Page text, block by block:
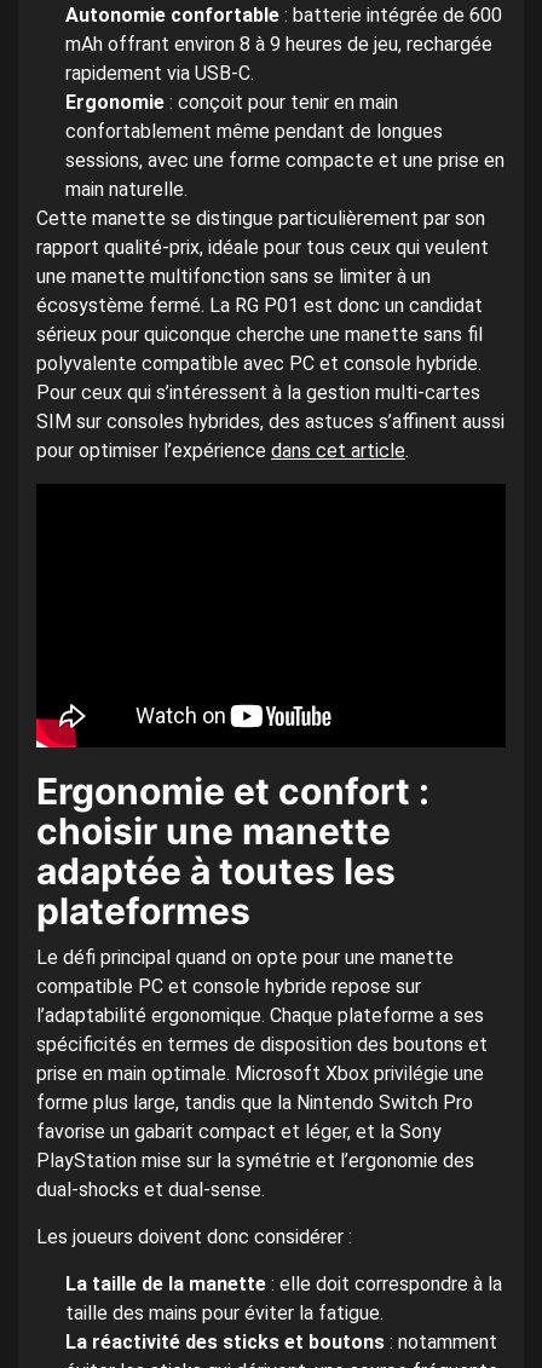
Autonomie confortable : batterie intégrée de 600
mAh offrant environ 8 à 9 heures de jeu, rechargée
rapidement via USB-C.
Ergonomie : conçoit pour tenir en main
confortablement même pendant de longues
sessions, avec une forme compacte et une prise en
main naturelle.
Cette manette se distingue particulièrement par son
rapport qualité-prix, idéale pour tous ceux qui veulent
une manette multifonction sans se limiter à un
écosystème fermé. La RG P01 est donc un candidat
sérieux pour quiconque cherche une manette sans fil
polyvalente compatible avec PC et console hybride.
Pour ceux qui s’intéressent à la gestion multi-cartes
SIM sur consoles hybrides, des astuces s’affinent aussi
pour optimiser l’expérience dans cet article.
Ergonomie et confort :
choisir une manette
adaptée à toutes les
plateformes
Le défi principal quand on opte pour une manette
compatible PC et console hybride repose sur
l’adaptabilité ergonomique. Chaque plateforme a ses
spécificités en termes de disposition des boutons et
prise en main optimale. Microsoft Xbox privilégie une
forme plus large, tandis que la Nintendo Switch Pro
favorise un gabarit compact et léger, et la Sony
PlayStation mise sur la symétrie et l’ergonomie des
dual-shocks et dual-sense.
Les joueurs doivent donc considérer :
La taille de la manette : elle doit correspondre à la
taille des mains pour éviter la fatigue.
La réactivité des sticks et boutons : notamment